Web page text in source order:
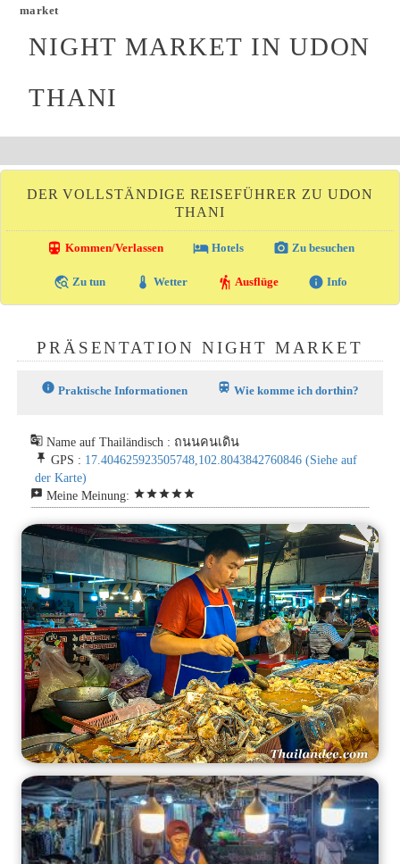
market
NIGHT MARKET IN UDON
THANI
DER VOLLSTÄNDIGE REISEFÜHRER ZU UDON
THANI
directions_transit Kommen/Verlassen local_hotelHotels photo_camera Zu besuchen
travel_explore Zu tun thermostat Wetter hiking Ausflüge info Info
PRÄSENTATION NIGHT MARKET
info Praktische Informationen train Wie komme ich dorthin?
g_translate Name auf Thailändisch : ถนนคนเดิน
push_pin GPS : 17.404625923505748,102.8043842760846 (Siehe auf
der Karte)
reviews Meine Meinung: starstarstarstarstar